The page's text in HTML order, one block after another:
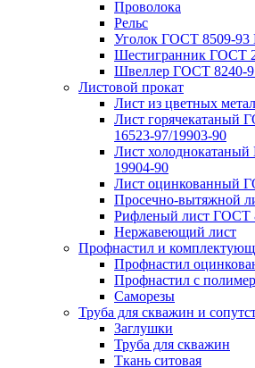
Проволока
Рельс
Уголок ГОСТ 8509-
Шестигранник ГОСТ
Швеллер ГОСТ 8240-
Листовой прокат
Лист из цветных
Лист горячекатаный
16523-97/19903-90
Лист
19904-90
Лист оцинкованный
Просечно-вытяжной
Рифленый лист ГОСТ
Нержавеющий лист
Профнастил и
Профнастил
Профнастил с
Саморезы
Труба для скважин и
Заглушки
Труба для скважин
Ткань ситовая